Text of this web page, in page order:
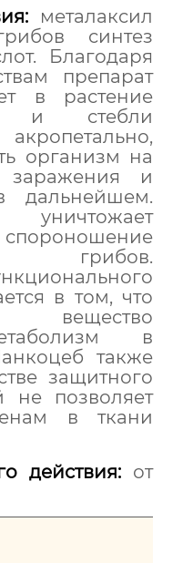
металаксил
синтез
Благодаря
препарат
в растение
и стебли
организм на
заражения и
дальнейшем.
грибов.
в том, что
вещество
в
также
защитного
не позволяет
в ткани
действия: от